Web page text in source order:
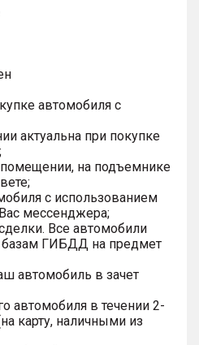
автомобиля с
актуальна при покупке
на подъемнике
с использованием
мессенджера;
Все автомобили
базам ГИБДД на предмет
автомобиль в зачет
автомобиля в течении 2-
карту, наличными из